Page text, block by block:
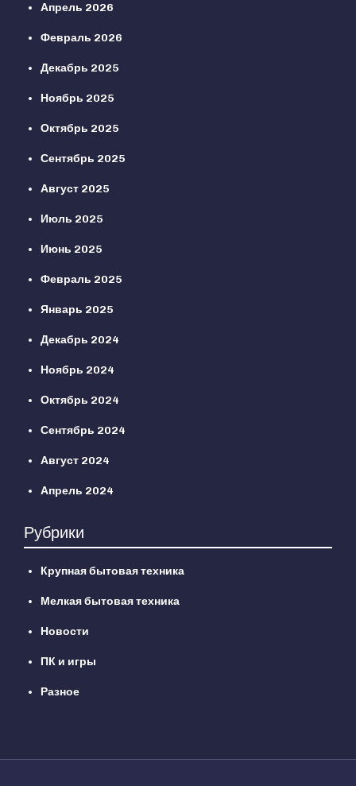
Апрель 2026
Февраль 2026
Декабрь 2025
Ноябрь 2025
Октябрь 2025
Сентябрь 2025
Август 2025
Июль 2025
Июнь 2025
Февраль 2025
Январь 2025
Декабрь 2024
Ноябрь 2024
Октябрь 2024
Сентябрь 2024
Август 2024
Апрель 2024
Рубрики
Крупная бытовая техника
Мелкая бытовая техника
Новости
ПК и игры
Разное